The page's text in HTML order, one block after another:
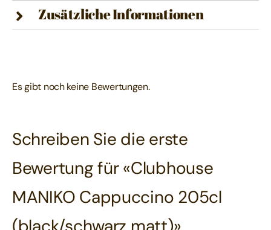
Zusätzliche Informationen
Es gibt noch keine Bewertungen.
Schreiben Sie die erste
Bewertung für «Clubhouse
MANIKO Cappuccino 205cl